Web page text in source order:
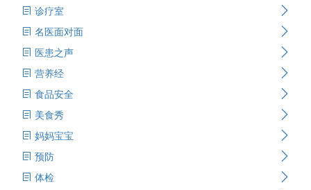
诊疗室
名医面对面
医患之声
营养经
食品安全
美食秀
妈妈宝宝
预防
体检